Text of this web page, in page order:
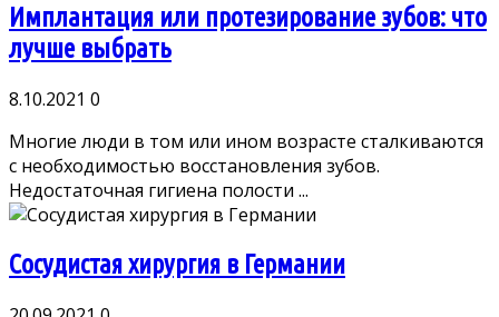
Имплантация или протезирование зубов: что
лучше выбрать
8.10.2021 0
Многие люди в том или ином возрасте сталкиваются
с необходимостью восстановления зубов.
Недостаточная гигиена полости ...
Сосудистая хирургия в Германии